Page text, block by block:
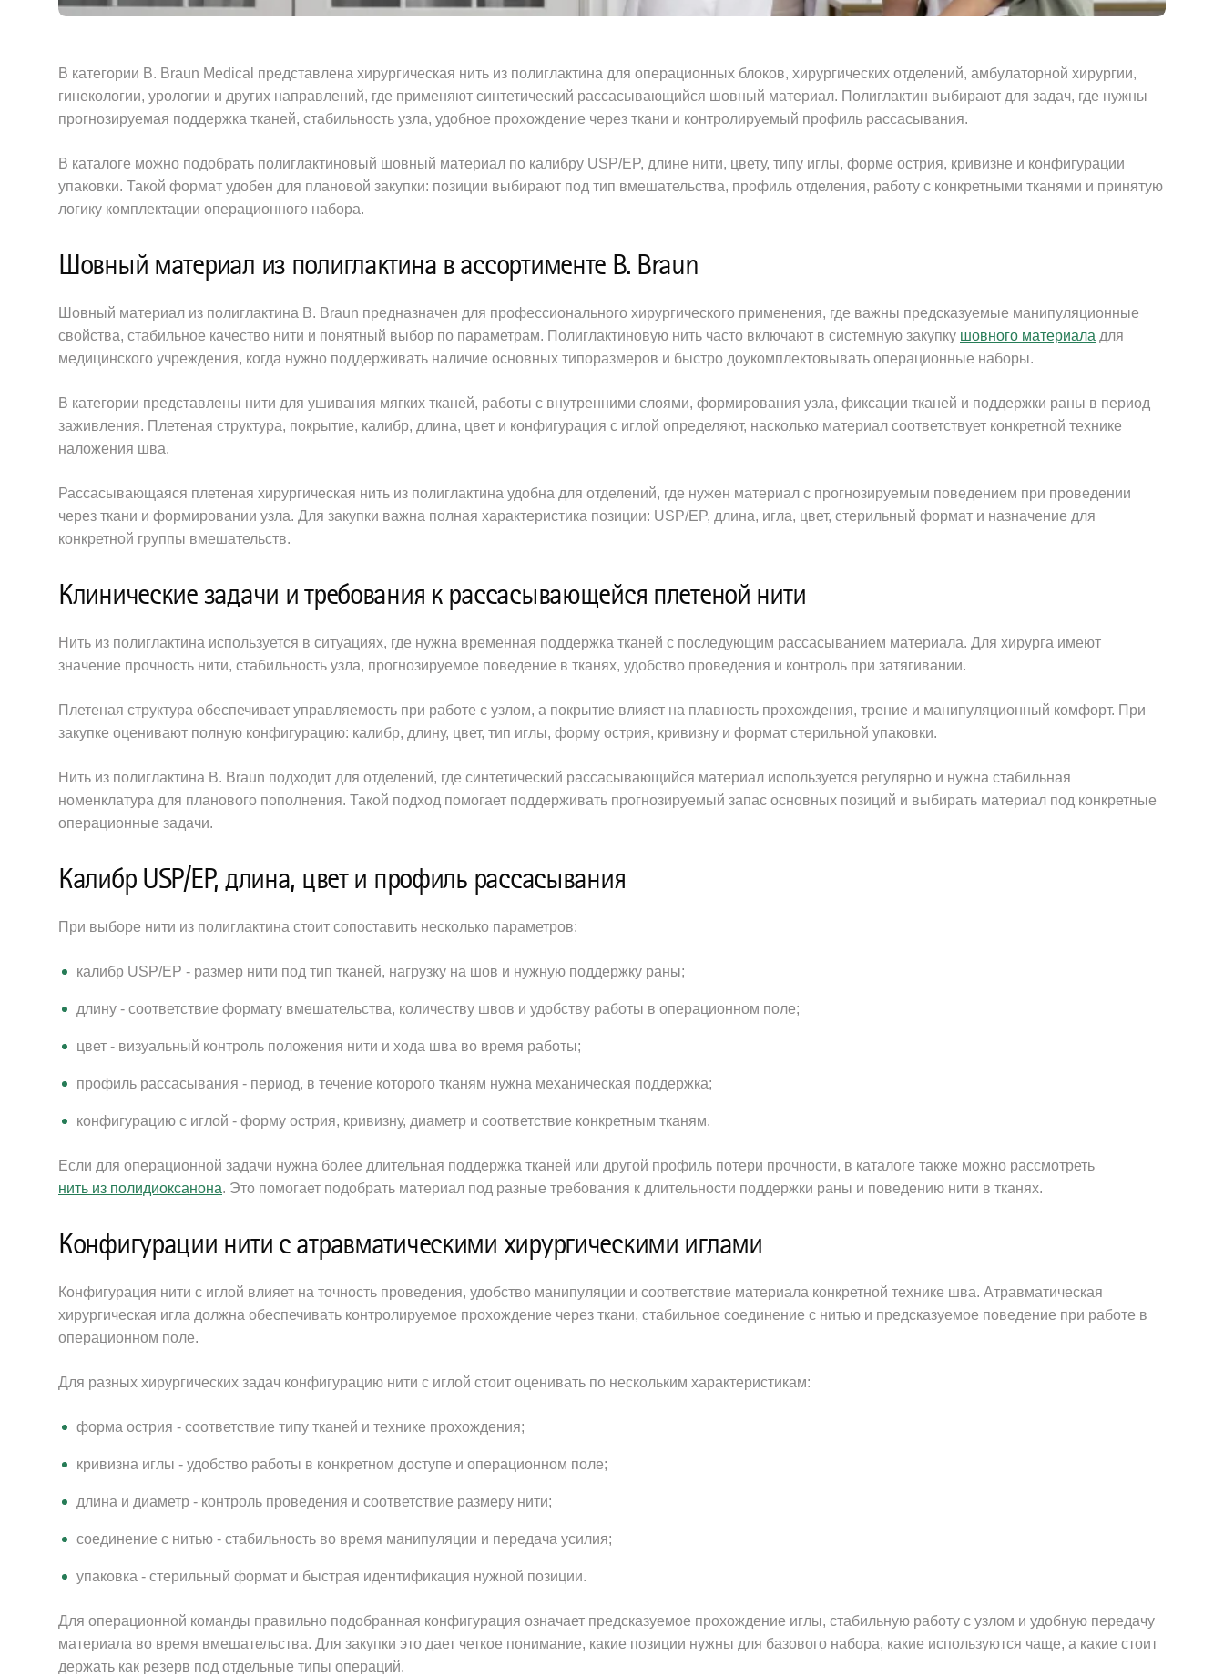
В категории B. Braun Medical представлена хирургическая нить из полиглактина для операционных блоков, хирургических отделений, амбулаторной хирургии,
гинекологии, урологии и других направлений, где применяют синтетический рассасывающийся шовный материал. Полиглактин выбирают для задач, где нужны
прогнозируемая поддержка тканей, стабильность узла, удобное прохождение через ткани и контролируемый профиль рассасывания.
В каталоге можно подобрать полиглактиновый шовный материал по калибру USP/EP, длине нити, цвету, типу иглы, форме острия, кривизне и конфигурации
упаковки. Такой формат удобен для плановой закупки: позиции выбирают под тип вмешательства, профиль отделения, работу с конкретными тканями и принятую
логику комплектации операционного набора.
Шовный материал из полиглактина в ассортименте B. Braun
Шовный материал из полиглактина B. Braun предназначен для профессионального хирургического применения, где важны предсказуемые манипуляционные
свойства, стабильное качество нити и понятный выбор по параметрам. Полиглактиновую нить часто включают в системную закупку шовного материала для
медицинского учреждения, когда нужно поддерживать наличие основных типоразмеров и быстро доукомплектовывать операционные наборы.
В категории представлены нити для ушивания мягких тканей, работы с внутренними слоями, формирования узла, фиксации тканей и поддержки раны в период
заживления. Плетеная структура, покрытие, калибр, длина, цвет и конфигурация с иглой определяют, насколько материал соответствует конкретной технике
наложения шва.
Рассасывающаяся плетеная хирургическая нить из полиглактина удобна для отделений, где нужен материал с прогнозируемым поведением при проведении
через ткани и формировании узла. Для закупки важна полная характеристика позиции: USP/EP, длина, игла, цвет, стерильный формат и назначение для
конкретной группы вмешательств.
Клинические задачи и требования к рассасывающейся плетеной нити
Нить из полиглактина используется в ситуациях, где нужна временная поддержка тканей с последующим рассасыванием материала. Для хирурга имеют
значение прочность нити, стабильность узла, прогнозируемое поведение в тканях, удобство проведения и контроль при затягивании.
Плетеная структура обеспечивает управляемость при работе с узлом, а покрытие влияет на плавность прохождения, трение и манипуляционный комфорт. При
закупке оценивают полную конфигурацию: калибр, длину, цвет, тип иглы, форму острия, кривизну и формат стерильной упаковки.
Нить из полиглактина B. Braun подходит для отделений, где синтетический рассасывающийся материал используется регулярно и нужна стабильная
номенклатура для планового пополнения. Такой подход помогает поддерживать прогнозируемый запас основных позиций и выбирать материал под конкретные
операционные задачи.
Калибр USP/EP, длина, цвет и профиль рассасывания
При выборе нити из полиглактина стоит сопоставить несколько параметров:
калибр USP/EP - размер нити под тип тканей, нагрузку на шов и нужную поддержку раны;
длину - соответствие формату вмешательства, количеству швов и удобству работы в операционном поле;
цвет - визуальный контроль положения нити и хода шва во время работы;
профиль рассасывания - период, в течение которого тканям нужна механическая поддержка;
конфигурацию с иглой - форму острия, кривизну, диаметр и соответствие конкретным тканям.
Если для операционной задачи нужна более длительная поддержка тканей или другой профиль потери прочности, в каталоге также можно рассмотреть
нить из полидиоксанона. Это помогает подобрать материал под разные требования к длительности поддержки раны и поведению нити в тканях.
Конфигурации нити с атравматическими хирургическими иглами
Конфигурация нити с иглой влияет на точность проведения, удобство манипуляции и соответствие материала конкретной технике шва. Атравматическая
хирургическая игла должна обеспечивать контролируемое прохождение через ткани, стабильное соединение с нитью и предсказуемое поведение при работе в
операционном поле.
Для разных хирургических задач конфигурацию нити с иглой стоит оценивать по нескольким характеристикам:
форма острия - соответствие типу тканей и технике прохождения;
кривизна иглы - удобство работы в конкретном доступе и операционном поле;
длина и диаметр - контроль проведения и соответствие размеру нити;
соединение с нитью - стабильность во время манипуляции и передача усилия;
упаковка - стерильный формат и быстрая идентификация нужной позиции.
Для операционной команды правильно подобранная конфигурация означает предсказуемое прохождение иглы, стабильную работу с узлом и удобную передачу
материала во время вмешательства. Для закупки это дает четкое понимание, какие позиции нужны для базового набора, какие используются чаще, а какие стоит
держать как резерв под отдельные типы операций.